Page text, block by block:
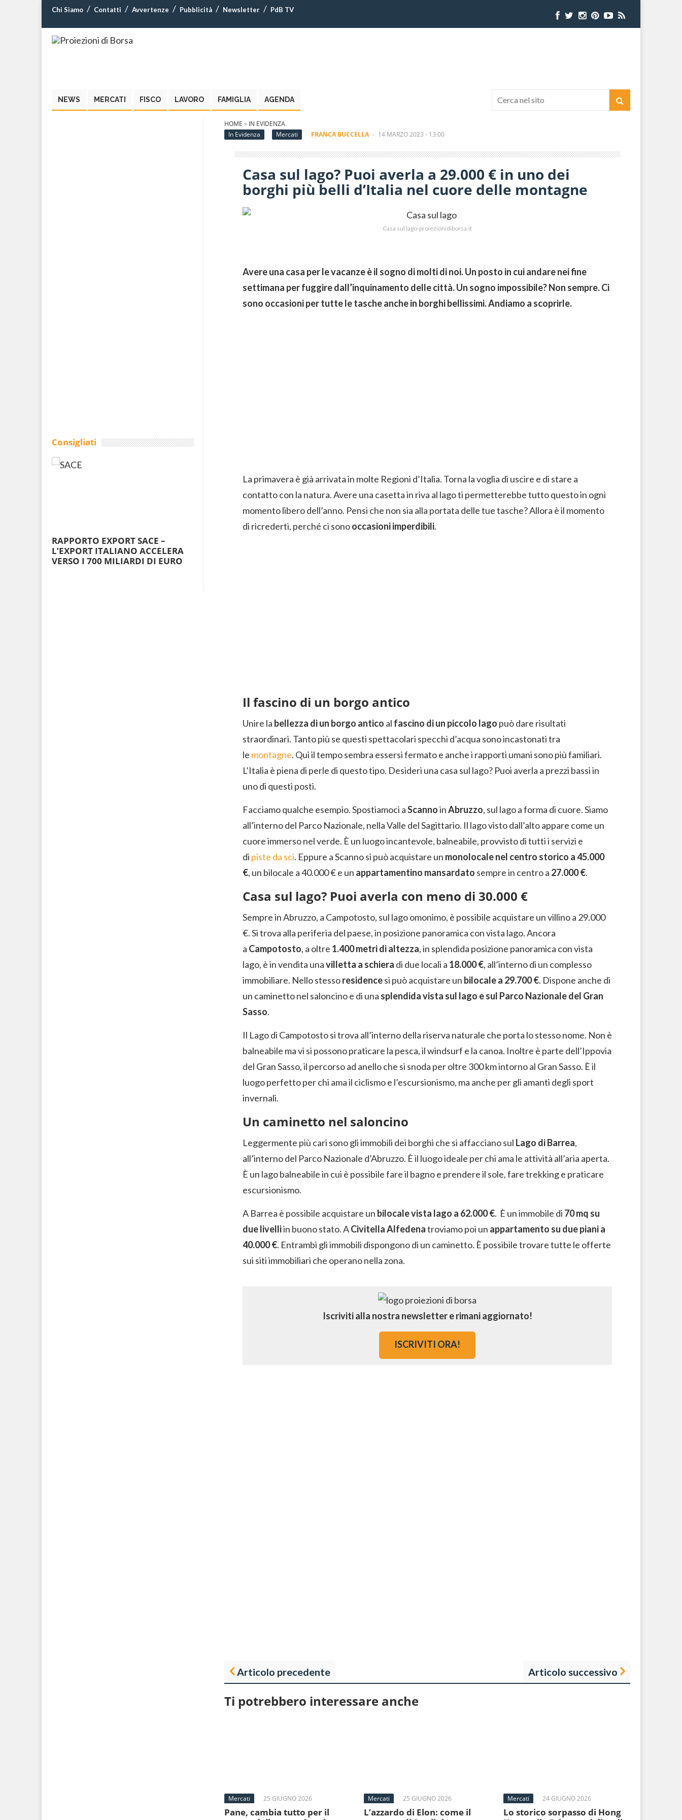
Chi Siamo Contatti Avvertenze Pubblicità Newsletter PdB TV
NEWS MERCATI FISCO LAVORO FAMIGLIA AGENDA
HOME » IN EVIDENZA
In Evidenza
Mercati FRANCA BUCCELLA - 14 MARZO 2023 - 13:00
Casa sul lago? Puoi averla a 29.000 € in uno dei
borghi più belli d’Italia nel cuore delle montagne
Casa sul lago-proiezionidiborsa.it
Avere una casa per le vacanze è il sogno di molti di noi. Un posto in cui andare nei fine
settimana per fuggire dall’inquinamento delle città. Un sogno impossibile? Non sempre. Ci
sono occasioni per tutte le tasche anche in borghi bellissimi. Andiamo a scoprirle.
La primavera è già arrivata in molte Regioni d’Italia. Torna la voglia di uscire e di stare a
contatto con la natura. Avere una casetta in riva al lago ti permetterebbe tutto questo in ogni
momento libero dell’anno. Pensi che non sia alla portata delle tue tasche? Allora è il momento
di ricrederti, perché ci sonooccasioni imperdibili.
Il fascino di un borgo antico
Unire la bellezza di un borgo antico al fascino di un piccolo lago può dare risultati
straordinari. Tanto più se questi spettacolari specchi d’acqua sono incastonati tra
le montagne. Qui il tempo sembra essersi fermato e anche i rapporti umani sono più familiari.
L’Italia è piena di perle di questo tipo. Desideri una casa sul lago? Puoi averla a prezzi bassi in
uno di questi posti.
Facciamo qualche esempio. Spostiamoci aScannoinAbruzzo, sul lago a forma di cuore. Siamo
all’interno del Parco Nazionale, nella Valle del Sagittario. Il lago visto dall’alto appare come un
cuore immerso nel verde. È un luogo incantevole, balneabile, provvisto di tutti i servizi e
di piste da sci. Eppure a Scanno si può acquistare un monolocale nel centro storico a 45.000
€, un bilocale a 40.000 € e un appartamentino mansardato sempre in centro a 27.000 €.
Casa sul lago? Puoi averla con meno di 30.000 €
Sempre in Abruzzo, a Campotosto, sul lago omonimo, è possibile acquistare un villino a 29.000
€. Si trova alla periferia del paese, in posizione panoramica con vista lago. Ancora
a Campotosto, a oltre 1.400 metri di altezza, in splendida posizione panoramica con vista
lago, è in vendita unavilletta a schiera di due locali a 18.000 €, all’interno di un complesso
immobiliare. Nello stessoresidencesi può acquistare un bilocale a 29.700 €. Dispone anche di
un caminetto nel saloncino e di una splendida vista sul lago e sul Parco Nazionale del Gran
Sasso.
Il Lago di Campotosto si trova all’interno della riserva naturale che porta lo stesso nome. Non è
balneabile ma vi si possono praticare la pesca, il windsurf e la canoa. Inoltre è parte dell’Ippovia
del Gran Sasso, il percorso ad anello che si snoda per oltre 300 km intorno al Gran Sasso. È il
luogo perfetto per chi ama il ciclismo e l’escursionismo, ma anche per gli amanti degli sport
invernali.
Un caminetto nel saloncino
Leggermente più cari sono gli immobili dei borghi che si affacciano sul Lago di Barrea,
all’interno del Parco Nazionale d’Abruzzo. È il luogo ideale per chi ama le attività all’aria aperta.
È un lago balneabile in cui è possibile fare il bagno e prendere il sole, fare trekking e praticare
escursionismo.
A Barrea è possibile acquistare un bilocale vista lago a 62.000 €. È un immobile di 70 mq su
due livelliin buono stato. ACivitella Alfedenatroviamo poi un appartamento su due piani a
40.000 €. Entrambi gli immobili dispongono di un caminetto. È possibile trovare tutte le offerte
sui siti immobiliari che operano nella zona.
Iscriviti alla nostra newsletter e rimani aggiornato!
ISCRIVITI ORA!
Articolo precedente Articolo successivo
Ti potrebbero interessare anche
Mercati 25 GIUGNO 2026
Pane, cambia tutto per il
Mercati 25 GIUGNO 2026
L’azzardo di Elon: come il
Mercati 24 GIUGNO 2026
Lo storico sorpasso di Hong
Consigliati
RAPPORTO EXPORT SACE –
L’EXPORT ITALIANO ACCELERA
VERSO I 700 MILIARDI DI EURO